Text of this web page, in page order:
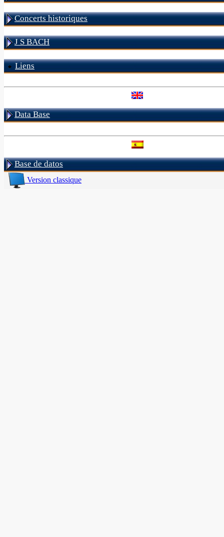
Concerts historiques
J S BACH
Liens
Data Base
Base de datos
Version classique